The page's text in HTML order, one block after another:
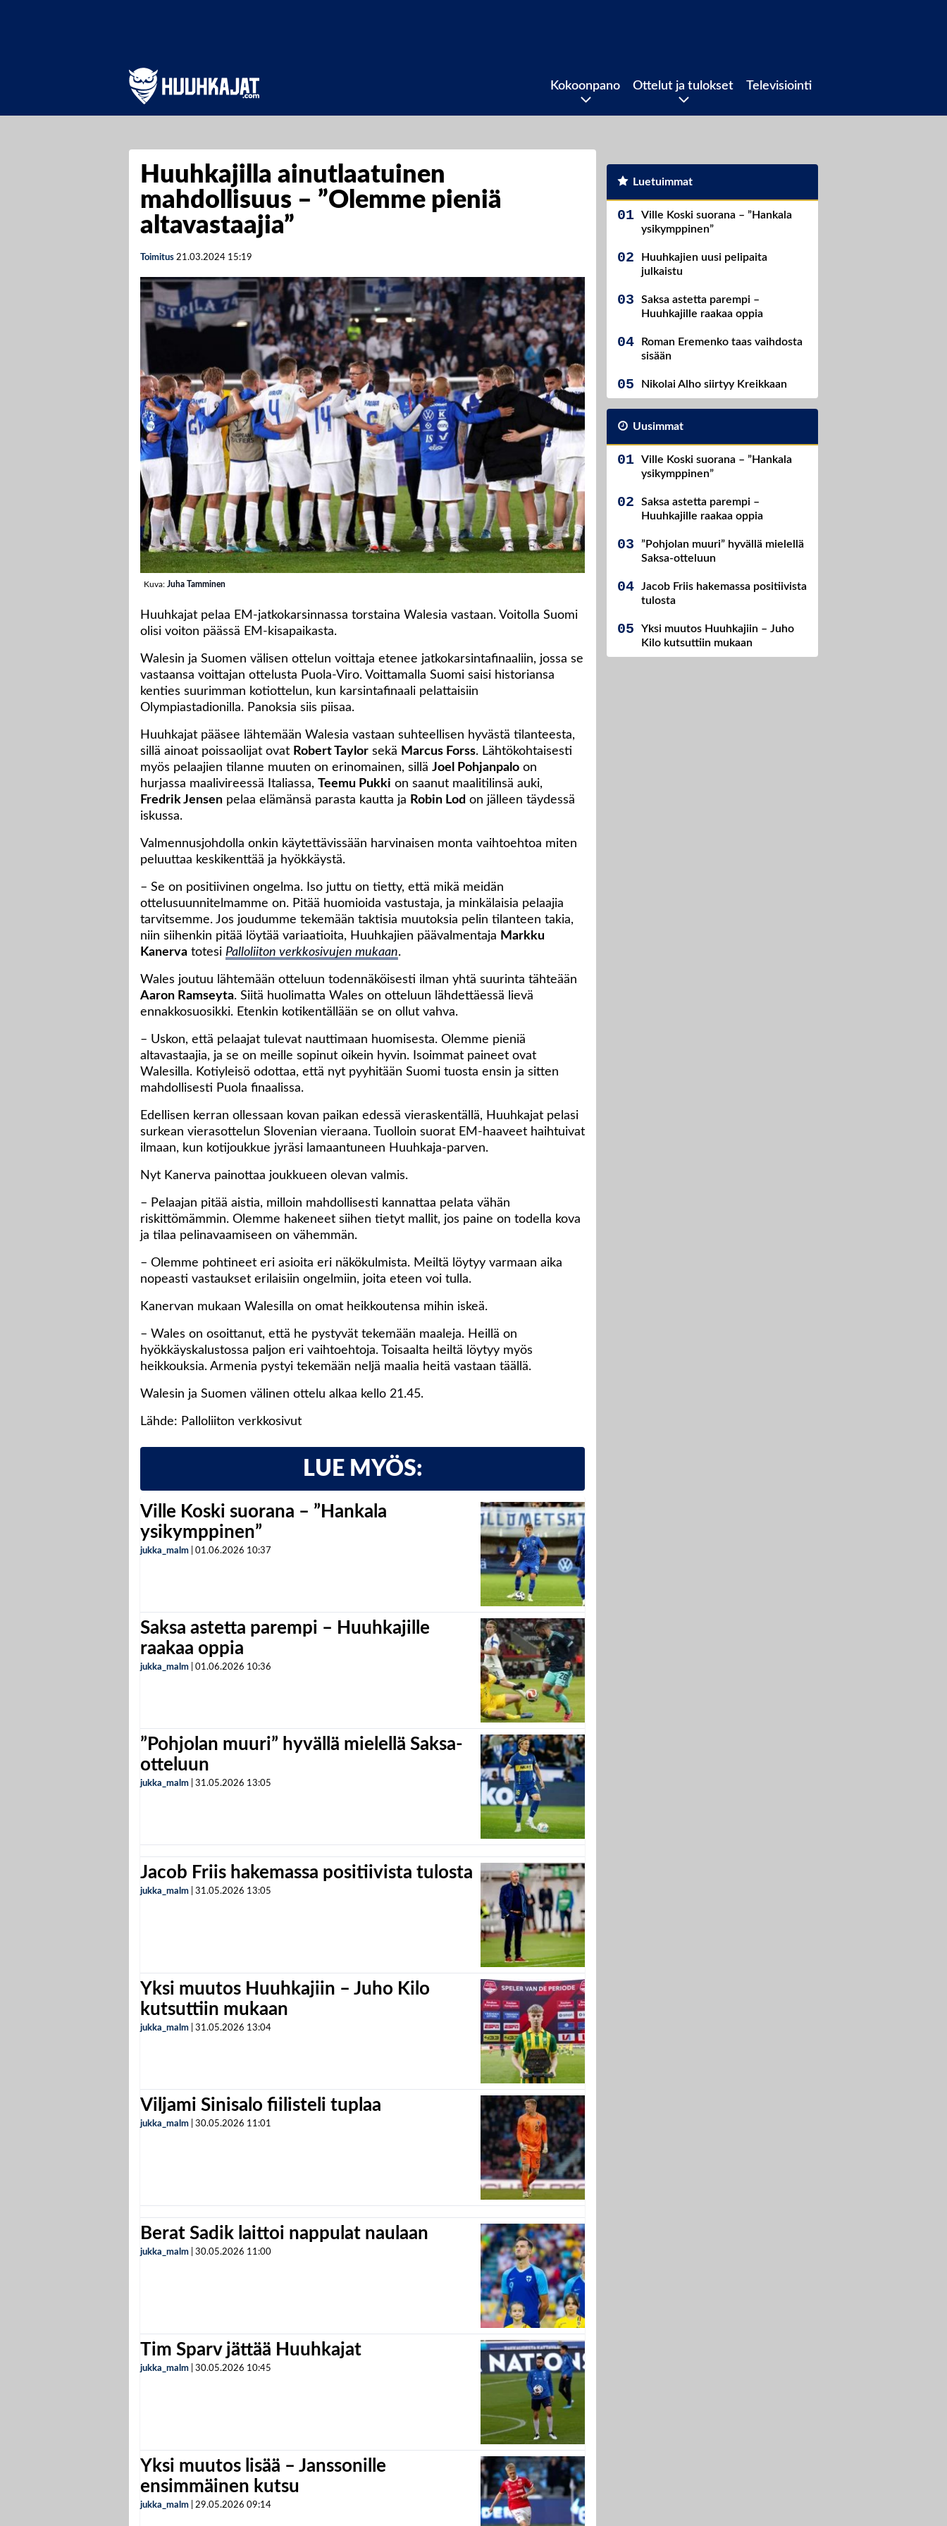
Kokoonpano Ottelut ja tulokset Televisiointi
Huuhkajilla ainutlaatuinen
mahdollisuus – ”Olemme pieniä
altavastaajia”
Toimitus 21.03.2024 15:19
Kuva: Juha Tamminen
Huuhkajat pelaa EM-jatkokarsinnassa torstaina Walesia vastaan. Voitolla Suomi
olisi voiton päässä EM-kisapaikasta.
Walesin ja Suomen välisen ottelun voittaja etenee jatkokarsintafinaaliin, jossa se
vastaansa voittajan ottelusta Puola-Viro. Voittamalla Suomi saisi historiansa
kenties suurimman kotiottelun, kun karsintafinaali pelattaisiin
Olympiastadionilla. Panoksia siis piisaa.
Huuhkajat pääsee lähtemään Walesia vastaan suhteellisen hyvästä tilanteesta,
sillä ainoat poissaolijat ovat Robert Taylor sekä Marcus Forss. Lähtökohtaisesti
myös pelaajien tilanne muuten on erinomainen, sillä Joel Pohjanpalo on
hurjassa maalivireessä Italiassa,
Teemu Pukki on saanut maalitilinsä auki,
Fredrik Jensen pelaa elämänsä parasta kautta ja Robin Lod on jälleen täydessä
iskussa.
Valmennusjohdolla onkin käytettävissään harvinaisen monta vaihtoehtoa miten
peluuttaa keskikenttää ja hyökkäystä.
– Se on positiivinen ongelma. Iso juttu on tietty, että mikä meidän
ottelusuunnitelmamme on. Pitää huomioida vastustaja, ja minkälaisia pelaajia
tarvitsemme. Jos joudumme tekemään taktisia muutoksia pelin tilanteen takia,
niin siihenkin pitää löytää variaatioita, Huuhkajien päävalmentaja Markku
Kanerva totesi Palloliiton verkkosivujen mukaan.
Wales joutuu lähtemään otteluun todennäköisesti ilman yhtä suurinta tähteään
Aaron Ramseyta. Siitä huolimatta Wales on otteluun lähdettäessä lievä
ennakkosuosikki. Etenkin kotikentällään se on ollut vahva.
– Uskon, että pelaajat tulevat nauttimaan huomisesta. Olemme pieniä
altavastaajia, ja se on meille sopinut oikein hyvin. Isoimmat paineet ovat
Walesilla. Kotiyleisö odottaa, että nyt pyyhitään Suomi tuosta ensin ja sitten
mahdollisesti Puola finaalissa.
Edellisen kerran ollessaan kovan paikan edessä vieraskentällä, Huuhkajat pelasi
surkean vierasottelun Slovenian vieraana. Tuolloin suorat EM-haaveet haihtuivat
ilmaan, kun kotijoukkue jyräsi lamaantuneen Huuhkaja-parven.
Nyt Kanerva painottaa joukkueen olevan valmis.
– Pelaajan pitää aistia, milloin mahdollisesti kannattaa pelata vähän
riskittömämmin. Olemme hakeneet siihen tietyt mallit, jos paine on todella kova
ja tilaa pelinavaamiseen on vähemmän.
– Olemme pohtineet eri asioita eri näkökulmista. Meiltä löytyy varmaan aika
nopeasti vastaukset erilaisiin ongelmiin, joita eteen voi tulla.
Kanervan mukaan Walesilla on omat heikkoutensa mihin iskeä.
– Wales on osoittanut, että he pystyvät tekemään maaleja. Heillä on
hyökkäyskalustossa paljon eri vaihtoehtoja. Toisaalta heiltä löytyy myös
heikkouksia. Armenia pystyi tekemään neljä maalia heitä vastaan täällä.
Walesin ja Suomen välinen ottelu alkaa kello 21.45.
Lähde: Palloliiton verkkosivut
LUE MYÖS:
Ville Koski suorana – ”Hankala
ysikymppinen”
jukka_malm 01.06.2026 10:37
Saksa astetta parempi – Huuhkajille
raakaa oppia
jukka_malm 01.06.2026 10:36
”Pohjolan muuri” hyvällä mielellä Saksa-
otteluun
jukka_malm 31.05.2026 13:05
Jacob Friis hakemassa positiivista tulosta
jukka_malm 31.05.2026 13:05
Yksi muutos Huuhkajiin – Juho Kilo
kutsuttiin mukaan
jukka_malm 31.05.2026 13:04
Viljami Sinisalo fiilisteli tuplaa
jukka_malm 30.05.2026 11:01
Berat Sadik laittoi nappulat naulaan
jukka_malm 30.05.2026 11:00
Tim Sparv jättää Huuhkajat
jukka_malm 30.05.2026 10:45
Yksi muutos lisää – Janssonille
ensimmäinen kutsu
jukka_malm 29.05.2026 09:14
Luetuimmat
Ville Koski suorana – ”Hankala
ysikymppinen”
Huuhkajien uusi pelipaita
julkaistu
Saksa astetta parempi –
Huuhkajille raakaa oppia
Roman Eremenko taas vaihdosta
sisään
Nikolai Alho siirtyy Kreikkaan
Uusimmat
Ville Koski suorana – ”Hankala
ysikymppinen”
Saksa astetta parempi –
Huuhkajille raakaa oppia
”Pohjolan muuri” hyvällä mielellä
Saksa-otteluun
Jacob Friis hakemassa positiivista
tulosta
Yksi muutos Huuhkajiin – Juho
Kilo kutsuttiin mukaan